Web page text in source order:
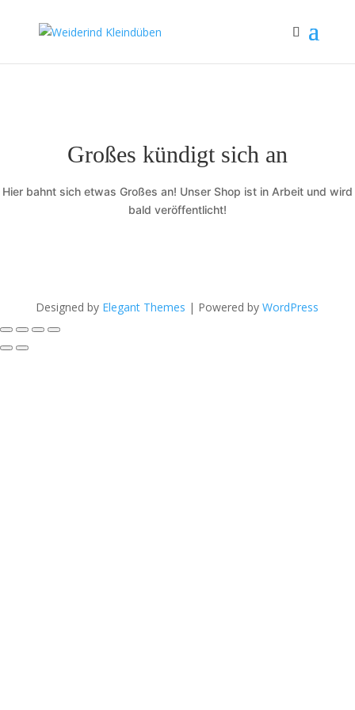
Großes kündigt sich an
Hier bahnt sich etwas Großes an! Unser Shop ist in Arbeit und wird
bald veröffentlicht!
Designed by Elegant Themes | Powered by WordPress